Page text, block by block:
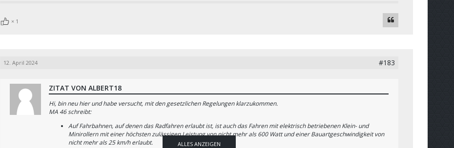
1
12. April 2024 #183
ZITAT VON ALBERT18
Hi, bin neu hier und habe versucht, mit den gesetzlichen Regelungen klarzukommen.
MA 46 schreibt:
Auf Fahrbahnen, auf denen das Radfahren erlaubt ist, ist auch das Fahren mit elektrisch betriebenen Klein- und
Minirollern mit einer höchsten zulässigen Leistung von nicht mehr als 600 Watt und einer Bauartgeschwindigkeit von
nicht mehr als 25 km/h erlaubt.
ALLES ANZEIGEN